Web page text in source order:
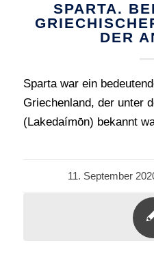
SPARTA.
DER
Sparta war ein
Griechenland, der unter
(Lakedaímōn) bekannt
11. September
/